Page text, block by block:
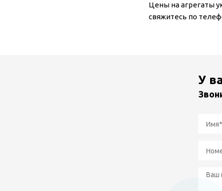
Цены на агрегаты
свяжитесь по
У